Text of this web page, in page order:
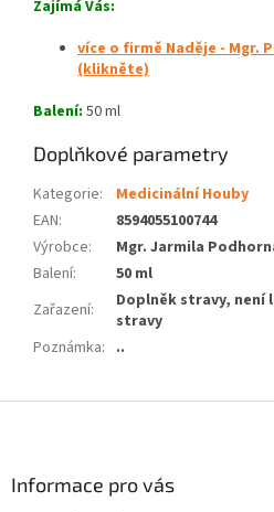
Zajímá Vás:
více o firmě Naděje - Mgr.
(klikněte)
Balení: 50 ml
Doplňkové parametry
Kategorie:
Medicinální Houby
EAN:
8594055100744
Výrobce:
Mgr. Jarmila
Balení:
50 ml
Zařazení:
Doplněk stravy, není
stravy
Poznámka: ..
Informace pro vás